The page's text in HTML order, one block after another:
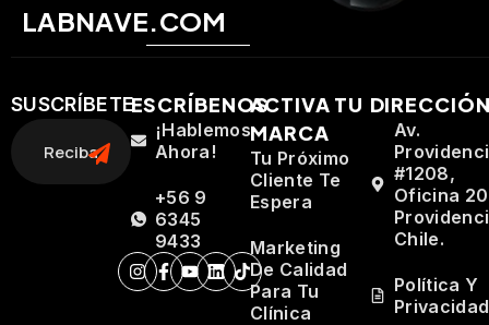
LABNAVE.COM
SUSCRÍBETEESCRÍBENOS
¡Hablemos
Ahora!
+56 9
6345
9433
ACTIVA TU
MARCA
Tu Próximo
Cliente Te
Espera
Marketing
De Calidad
Para Tu
Clínica
Av.
#1208,
Oficina
Chile.
Política Y
Privacidad